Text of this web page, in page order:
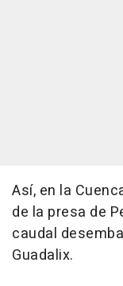
Así, en la
de la presa de
caudal
Guadalix.